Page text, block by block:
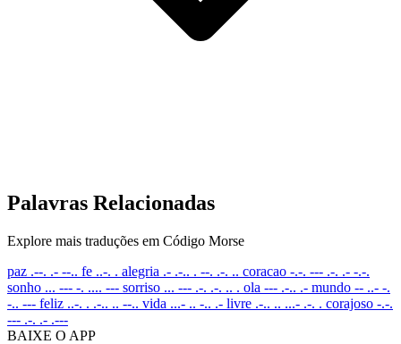
Palavras Relacionadas
Explore mais traduções em Código Morse
paz .--. .- --.. fe ..-. . alegria .- .-.. . --. .-. .. coracao -.-. --- .-. .- -.-.
sonho ... --- -. .... --- sorriso ... --- .-. .-. .. . ola --- .-.. .- mundo -- ..- -.
-.. --- feliz ..-. . .-.. .. --.. vida ...- .. -.. .- livre .-.. .. ...- .-. . corajoso -.-.
--- .-. .- .---
BAIXE O APP